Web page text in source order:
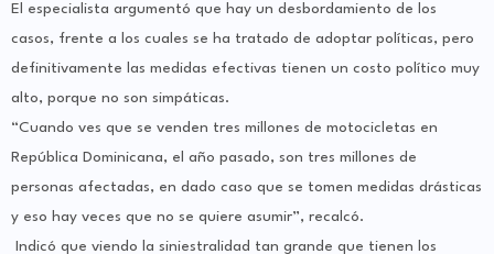
El especialista argumentó que hay un desbordamiento de los
casos, frente a los cuales se ha tratado de adoptar políticas, pero
definitivamente las medidas efectivas tienen un costo político muy
alto, porque no son simpáticas.
“Cuando ves que se venden tres millones de motocicletas en
República Dominicana, el año pasado, son tres millones de
personas afectadas, en dado caso que se tomen medidas drásticas
y eso hay veces que no se quiere asumir”, recalcó.
Indicó que viendo la siniestralidad tan grande que tienen los